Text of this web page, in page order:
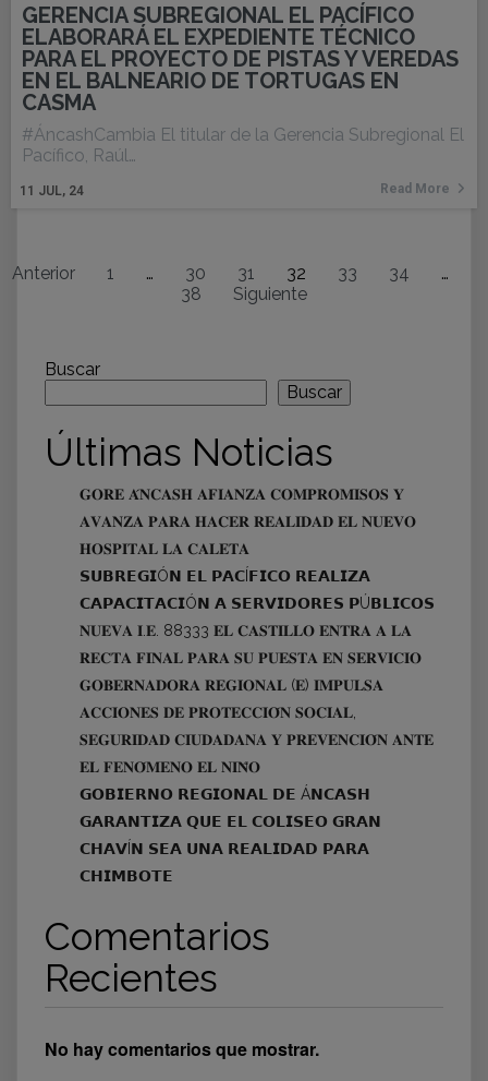
GERENCIA SUBREGIONAL EL PACÍFICO
ELABORARÁ EL EXPEDIENTE TÉCNICO
PARA EL PROYECTO DE PISTAS Y VEREDAS
EN EL BALNEARIO DE TORTUGAS EN
CASMA
11 JUL, 24
#ÁncashCambia El titular de la Gerencia Subregional El
Pacífico, Raúl…
Read More
Anterior 1 … 30 31 32 33 34
…
38
Siguiente
Buscar
Buscar
Últimas Noticias
𝐆𝐎𝐑𝐄 𝐀́𝐍𝐂𝐀𝐒𝐇 𝐀𝐅𝐈𝐀𝐍𝐙𝐀 𝐂𝐎𝐌𝐏𝐑𝐎𝐌𝐈𝐒𝐎𝐒 𝐘
𝐀𝐕𝐀𝐍𝐙𝐀 𝐏𝐀𝐑𝐀 𝐇𝐀𝐂𝐄𝐑 𝐑𝐄𝐀𝐋𝐈𝐃𝐀𝐃 𝐄𝐋 𝐍𝐔𝐄𝐕𝐎
𝐇𝐎𝐒𝐏𝐈𝐓𝐀𝐋 𝐋𝐀 𝐂𝐀𝐋𝐄𝐓𝐀
𝗦𝗨𝗕𝗥𝗘𝗚𝗜Ó𝗡 𝗘𝗟 𝗣𝗔𝗖Í𝗙𝗜𝗖𝗢 𝗥𝗘𝗔𝗟𝗜𝗭𝗔
𝗖𝗔𝗣𝗔𝗖𝗜𝗧𝗔𝗖𝗜Ó𝗡 𝗔 𝗦𝗘𝗥𝗩𝗜𝗗𝗢𝗥𝗘𝗦 𝗣Ú𝗕𝗟𝗜𝗖𝗢𝗦
𝐍𝐔𝐄𝐕𝐀 𝐈.𝐄. 88333 𝐄𝐋 𝐂𝐀𝐒𝐓𝐈𝐋𝐋𝐎 𝐄𝐍𝐓𝐑𝐀 𝐀 𝐋𝐀
𝐑𝐄𝐂𝐓𝐀 𝐅𝐈𝐍𝐀𝐋 𝐏𝐀𝐑𝐀 𝐒𝐔 𝐏𝐔𝐄𝐒𝐓𝐀 𝐄𝐍 𝐒𝐄𝐑𝐕𝐈𝐂𝐈𝐎
𝐆𝐎𝐁𝐄𝐑𝐍𝐀𝐃𝐎𝐑𝐀 𝐑𝐄𝐆𝐈𝐎𝐍𝐀𝐋 (𝐄) 𝐈𝐌𝐏𝐔𝐋𝐒𝐀
𝐀𝐂𝐂𝐈𝐎𝐍𝐄𝐒 𝐃𝐄 𝐏𝐑𝐎𝐓𝐄𝐂𝐂𝐈𝐎́𝐍 𝐒𝐎𝐂𝐈𝐀𝐋,
𝐒𝐄𝐆𝐔𝐑𝐈𝐃𝐀𝐃 𝐂𝐈𝐔𝐃𝐀𝐃𝐀𝐍𝐀 𝐘 𝐏𝐑𝐄𝐕𝐄𝐍𝐂𝐈𝐎́𝐍 𝐀𝐍𝐓𝐄
𝐄𝐋 𝐅𝐄𝐍𝐎́𝐌𝐄𝐍𝐎 𝐄𝐋 𝐍𝐈𝐍̃𝐎
𝗚𝗢𝗕𝗜𝗘𝗥𝗡𝗢 𝗥𝗘𝗚𝗜𝗢𝗡𝗔𝗟 𝗗𝗘 Á𝗡𝗖𝗔𝗦𝗛
𝗚𝗔𝗥𝗔𝗡𝗧𝗜𝗭𝗔 𝗤𝗨𝗘 𝗘𝗟 𝗖𝗢𝗟𝗜𝗦𝗘𝗢 𝗚𝗥𝗔𝗡
𝗖𝗛𝗔𝗩Í𝗡 𝗦𝗘𝗔 𝗨𝗡𝗔 𝗥𝗘𝗔𝗟𝗜𝗗𝗔𝗗 𝗣𝗔𝗥𝗔
𝗖𝗛𝗜𝗠𝗕𝗢𝗧𝗘
Comentarios
Recientes
No hay comentarios que mostrar.